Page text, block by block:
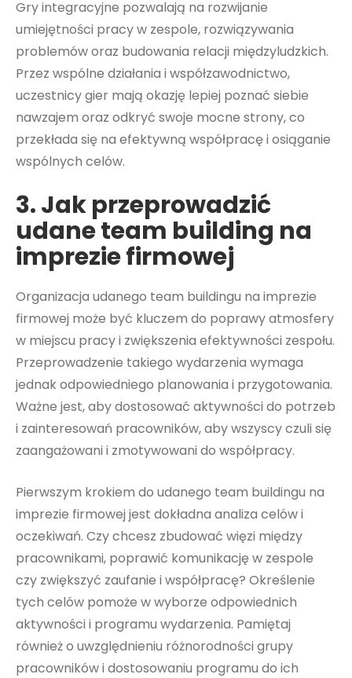
Gry integracyjne pozwalają na rozwijanie
umiejętności pracy w zespole, rozwiązywania
problemów oraz budowania relacji międzyludzkich.
Przez wspólne działania i współzawodnictwo,
uczestnicy gier mają okazję lepiej poznać siebie
nawzajem oraz odkryć swoje mocne strony, co
przekłada się na efektywną współpracę i osiąganie
wspólnych celów.
3. Jak przeprowadzić
udane team building na
imprezie firmowej
Organizacja udanego team buildingu na imprezie
firmowej może być kluczem do poprawy atmosfery
w miejscu pracy i zwiększenia efektywności zespołu.
Przeprowadzenie takiego wydarzenia wymaga
jednak odpowiedniego planowania i przygotowania.
Ważne jest, aby dostosować aktywności do potrzeb
i zainteresowań pracowników, aby wszyscy czuli się
zaangażowani i zmotywowani do współpracy.
Pierwszym krokiem do udanego team buildingu na
imprezie firmowej jest dokładna analiza celów i
oczekiwań. Czy chcesz zbudować więzi między
pracownikami, poprawić komunikację w zespole
czy zwiększyć zaufanie i współpracę? Określenie
tych celów pomoże w wyborze odpowiednich
aktywności i programu wydarzenia. Pamiętaj
również o uwzględnieniu różnorodności grupy
pracowników i dostosowaniu programu do ich